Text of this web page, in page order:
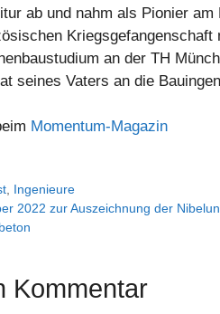
ab und nahm als Pionier
Kriegsgefangenschaft
an der TH
seines Vaters an die
Momentum-Magazin
Ingenieure
2022 zur Auszeichnung der
Kommentar